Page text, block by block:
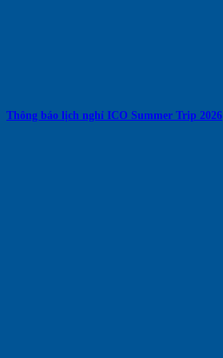
Thông báo lịch nghỉ ICO Summer Trip 2026